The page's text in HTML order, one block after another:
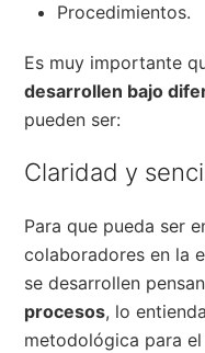
Procedimientos.
Es muy importante
desarrollen bajo
pueden ser:
Claridad y
Para que pueda ser
colaboradores en la
se desarrollen
procesos, lo
metodológica para